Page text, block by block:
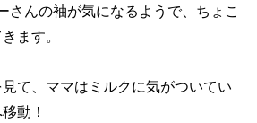
さんの袖が気になるようで、ちょこ
ます。
て、ママはミルクに気がついてい
動！